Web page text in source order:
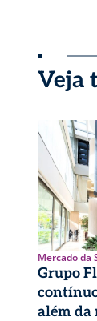
Veja
Mercado da
Grupo
além da